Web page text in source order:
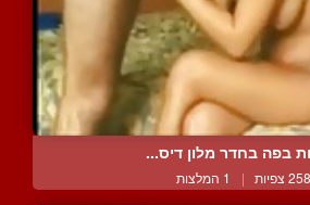
בפה בחדר מלון דיס...
צפיות | 1 המלצות